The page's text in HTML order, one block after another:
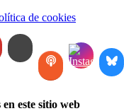
de cookies
este sitio web